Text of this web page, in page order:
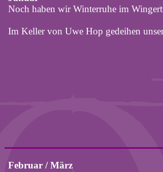
Noch haben wir Winterruhe im Wingert
Im Keller von Uwe Hop gedeihen
Februar / März